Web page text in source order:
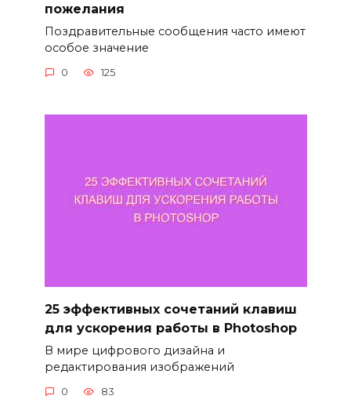
пожелания
Поздравительные сообщения часто имеют
особое значение
0 125
25 эффективных сочетаний клавиш
для ускорения работы в Photoshop
В мире цифрового дизайна и
редактирования изображений
0 83